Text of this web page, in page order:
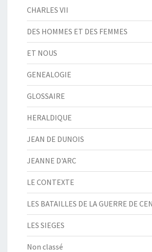
CHARLES VII
DES HOMMES ET DES FEMMES
ET NOUS
GENEALOGIE
GLOSSAIRE
HERALDIQUE
JEAN DE DUNOIS
JEANNE D'ARC
LE CONTEXTE
LES BATAILLES DE LA GUERRE DE
LES SIEGES
Non classé